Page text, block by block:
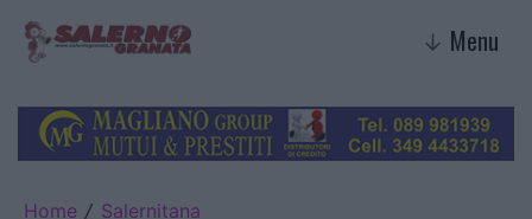
↓ Menu
Home / Salernitana